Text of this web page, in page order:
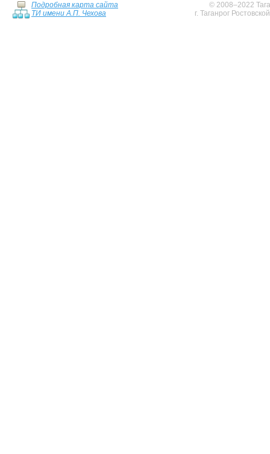
Подробная карта сайта
ТИ имени А.П. Чехова
© 2008–2022
г. Таганрог